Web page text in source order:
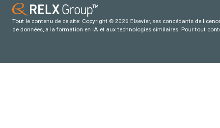
Tout le contenu de ce site: Copyright © 2026 Elsevier, ses concédants de
de données, a la formation en IA et aux technologies similaires. Pour tout